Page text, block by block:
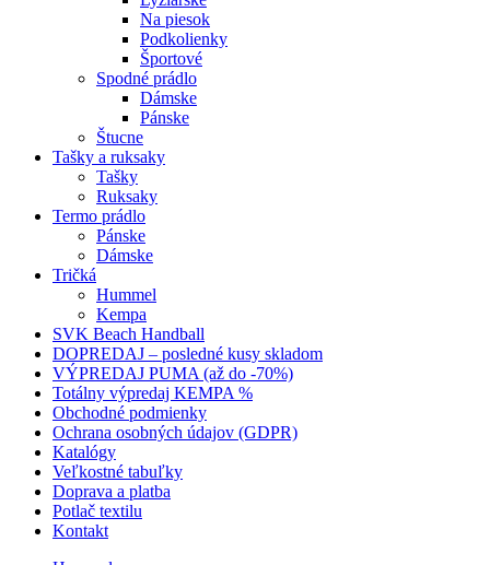
Na piesok
Podkolienky
Športové
Spodné prádlo
Dámske
Pánske
Štucne
Tašky a ruksaky
Tašky
Ruksaky
Termo prádlo
Pánske
Dámske
Tričká
Hummel
Kempa
SVK Beach Handball
DOPREDAJ – posledné kusy skladom
VÝPREDAJ PUMA (až do -70%)
Totálny výpredaj KEMPA %
Obchodné podmienky
Ochrana osobných údajov (GDPR)
Katalógy
Veľkostné tabuľky
Doprava a platba
Potlač textilu
Kontakt